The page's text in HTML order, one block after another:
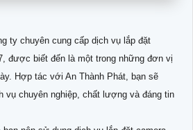
ty chuyên cung cấp dịch vụ lắp đặt
được biết đến là một trong những đơn vị
Hợp tác với An Thành Phát, bạn sẽ
vụ chuyên nghiệp, chất lượng và đáng tin